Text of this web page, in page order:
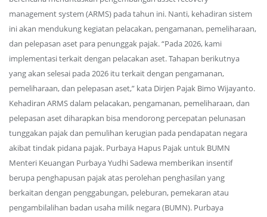
management system (ARMS) pada tahun ini. Nanti, kehadiran sistem
ini akan mendukung kegiatan pelacakan, pengamanan, pemeliharaan,
dan pelepasan aset para penunggak pajak. “Pada 2026, kami
implementasi terkait dengan pelacakan aset. Tahapan berikutnya
yang akan selesai pada 2026 itu terkait dengan pengamanan,
pemeliharaan, dan pelepasan aset,” kata Dirjen Pajak Bimo Wijayanto.
Kehadiran ARMS dalam pelacakan, pengamanan, pemeliharaan, dan
pelepasan aset diharapkan bisa mendorong percepatan pelunasan
tunggakan pajak dan pemulihan kerugian pada pendapatan negara
akibat tindak pidana pajak. Purbaya Hapus Pajak untuk BUMN
Menteri Keuangan Purbaya Yudhi Sadewa memberikan insentif
berupa penghapusan pajak atas perolehan penghasilan yang
berkaitan dengan penggabungan, peleburan, pemekaran atau
pengambilalihan badan usaha milik negara (BUMN). Purbaya